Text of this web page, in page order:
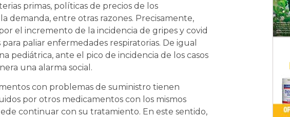
primas, políticas de precios de los
demanda, entre otras razones. Precisamente,
el incremento de la incidencia de gripes y covid
paliar enfermedades respiratorias. De igual
pediátrica, ante el pico de incidencia de los casos
una alarma social.
con problemas de suministro tienen
por otros medicamentos con los mismos
continuar con su tratamiento. En este sentido,